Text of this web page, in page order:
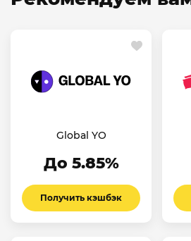
Global YO
До 5.85%
Получить кэшбэк